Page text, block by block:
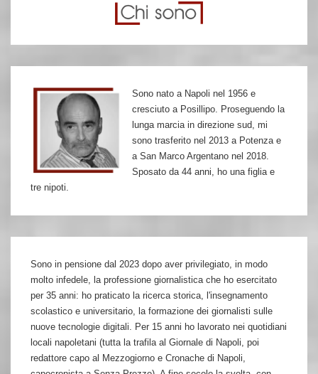
Sono nato a Napoli nel 1956 e
cresciuto a Posillipo. Proseguendo la
lunga marcia in direzione sud, mi
sono trasferito nel 2013 a Potenza e
a San Marco Argentano nel 2018.
Sposato da 44 anni, ho una figlia e
tre nipoti.
Sono in pensione dal 2023 dopo aver privilegiato, in modo
molto infedele, la professione giornalistica che ho esercitato
per 35 anni: ho praticato la ricerca storica, l'insegnamento
scolastico e universitario, la formazione dei giornalisti sulle
nuove tecnologie digitali. Per 15 anni ho lavorato nei quotidiani
locali napoletani (tutta la trafila al Giornale di Napoli, poi
redattore capo al Mezzogiorno e Cronache di Napoli,